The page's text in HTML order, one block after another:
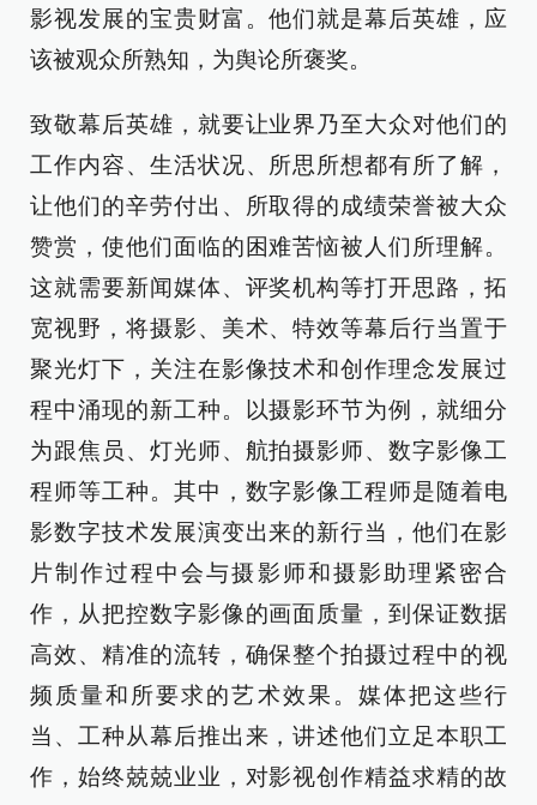
影视发展的宝贵财富。他们就是幕后英雄，应
该被观众所熟知，为舆论所褒奖。
致敬幕后英雄，就要让业界乃至大众对他们的
工作内容、生活状况、所思所想都有所了解，
让他们的辛劳付出、所取得的成绩荣誉被大众
赞赏，使他们面临的困难苦恼被人们所理解。
这就需要新闻媒体、评奖机构等打开思路，拓
宽视野，将摄影、美术、特效等幕后行当置于
聚光灯下，关注在影像技术和创作理念发展过
程中涌现的新工种。以摄影环节为例，就细分
为跟焦员、灯光师、航拍摄影师、数字影像工
程师等工种。其中，数字影像工程师是随着电
影数字技术发展演变出来的新行当，他们在影
片制作过程中会与摄影师和摄影助理紧密合
作，从把控数字影像的画面质量，到保证数据
高效、精准的流转，确保整个拍摄过程中的视
频质量和所要求的艺术效果。媒体把这些行
当、工种从幕后推出来，讲述他们立足本职工
作，始终兢兢业业，对影视创作精益求精的故